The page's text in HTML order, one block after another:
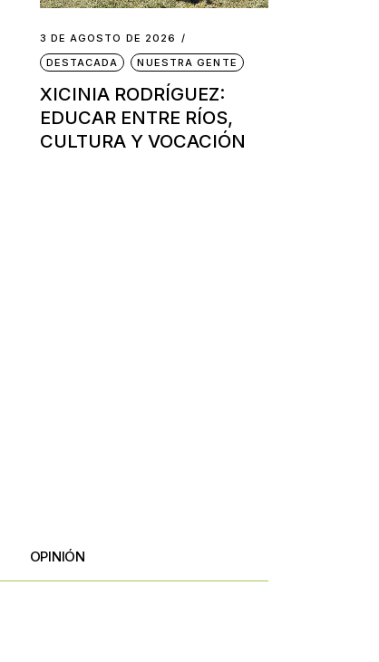
3 DE AGOSTO DE 2026
DESTACADA
NUESTRA GENTE
XICINIA RODRÍGUEZ:
EDUCAR ENTRE RÍOS,
CULTURA Y VOCACIÓN
OPINIÓN